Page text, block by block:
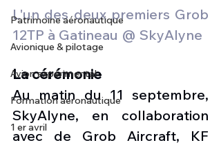
Patrimoine aéronautique
Avionique & pilotage
Avion expérimental
Formation aéronautique
1 er avril
L'un des deux premiers Grob
12TP à Gatineau @ SkyAlyne
La cérémonie
Au matin du 11 septembre,
SkyAlyne, en collaboration
avec de Grob Aircraft, KF